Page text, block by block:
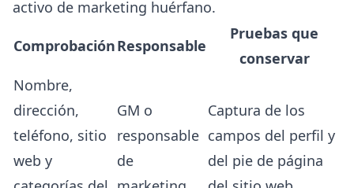
activo de marketing huérfano.
ComprobaciónResponsable
Pruebas que
conservar
Nombre,
dirección,
teléfono, sitio
web y
GM o
responsable
de
Captura de los
campos del perfil y
del pie de página